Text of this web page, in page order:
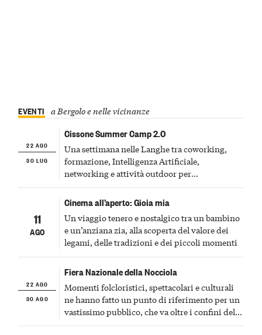
EVENTI a Bergolo e nelle vicinanze
22 AGO
30 LUG
Cissone Summer Camp 2.0
Una settimana nelle Langhe tra coworking,
formazione, Intelligenza Artificiale,
networking e attività outdoor per
professionisti tech.
11
AGO
Cinema all’aperto: Gioia mia
Un viaggio tenero e nostalgico tra un bambino
e un’anziana zia, alla scoperta del valore dei
legami, delle tradizioni e dei piccoli momenti
22 AGO
30 AGO
Fiera Nazionale della Nocciola
Momenti folcloristici, spettacolari e culturali
ne hanno fatto un punto di riferimento per un
vastissimo pubblico, che va oltre i confini del
Piemonte